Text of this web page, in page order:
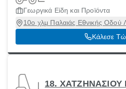
Γεωργικά Είδη και Προϊόντα
10ο χλμ Παλαιάς Εθνικής Οδού
[Δήμος],Κάλεσε
18. ΧΑΤΖΗΝΑΣΙΟΥ